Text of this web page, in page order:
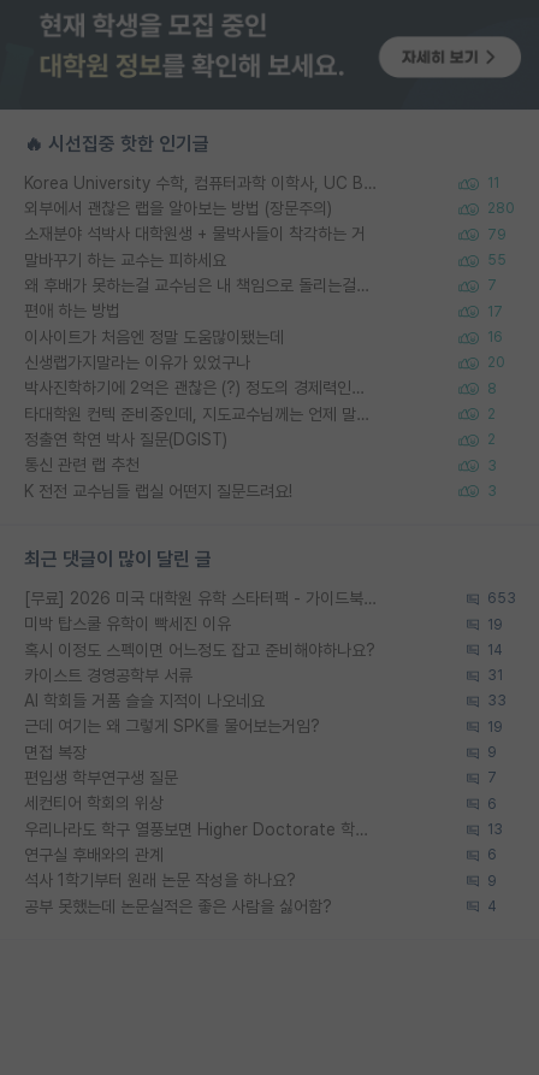
🔥 시선집중 핫한 인기글
Korea University 수학, 컴퓨터과학 이학사, UC Berkeley 산업공학 대학원 공학박사가 되는 것은 쉽지 않겠죠? 11
외부에서 괜찮은 랩을 알아보는 방법 (장문주의) 280
소재분야 석박사 대학원생 + 물박사들이 착각하는 거 79
말바꾸기 하는 교수는 피하세요 55
왜 후배가 못하는걸 교수님은 내 책임으로 돌리는걸까요? 7
편애 하는 방법 17
이사이트가 처음엔 정말 도움많이됐는데 16
신생랩가지말라는 이유가 있었구나 20
박사진학하기에 2억은 괜찮은 (?) 정도의 경제력인가요 8
타대학원 컨텍 준비중인데, 지도교수님께는 언제 말씀드려야 할까요? 2
정출연 학연 박사 질문(DGIST) 2
통신 관련 랩 추천 3
K 전전 교수님들 랩실 어떤지 질문드려요! 3
최근 댓글이 많이 달린 글
[무료] 2026 미국 대학원 유학 스타터팩 - 가이드북 & 합격자 컨택메일 템플릿 653
미박 탑스쿨 유학이 빡세진 이유 19
혹시 이정도 스펙이면 어느정도 잡고 준비해야하나요? 14
카이스트 경영공학부 서류 31
AI 학회들 거품 슬슬 지적이 나오네요 33
근데 여기는 왜 그렇게 SPK를 물어보는거임? 19
면접 복장 9
편입생 학부연구생 질문 7
세컨티어 학회의 위상 6
우리나라도 학구 열풍보면 Higher Doctorate 학위가 필요하다고 봅니다. 13
연구실 후배와의 관계 6
석사 1학기부터 원래 논문 작성을 하나요? 9
공부 못했는데 논문실적은 좋은 사람을 싫어함? 4